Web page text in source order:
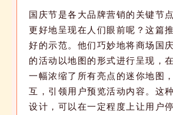
国庆节是各大品牌营销的关键节
更好地呈现在人们眼前呢？这篇
好的示范。他们巧妙地将商场国
的活动以地图的形式进行呈现，
一幅浓缩了所有亮点的迷你地图
互，引领用户预览活动内容。这
设计，可以在一定程度上让用户